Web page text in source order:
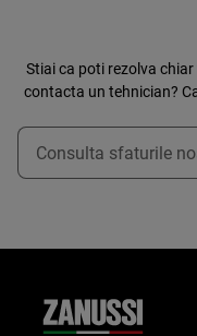
Stiai ca poti rezolva
contacta un tehnician?
Type to search for support